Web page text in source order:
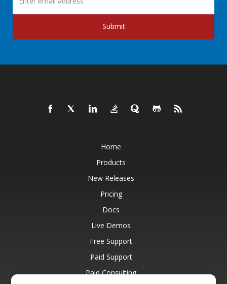
Submit
Home
Products
New Releases
Pricing
Docs
Live Demos
Free Support
Paid Support
Paid Consulting